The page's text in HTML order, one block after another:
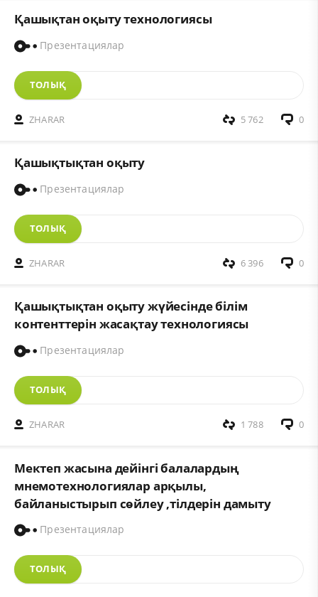
Қашықтан оқыту технологиясы
Презентациялар
ТОЛЫҚ
ZHARAR 0
5 762
Қашықтықтан оқыту
Презентациялар
ТОЛЫҚ
ZHARAR 0
6 396
Қашықтықтан оқыту жүйесінде білім
контенттерін жасақтау технологиясы
Презентациялар
ТОЛЫҚ
ZHARAR 0
1 788
Мектеп жасына дейінгі балалардың
мнемотехнологиялар арқылы,
байланыстырып сөйлеу ,тілдерін дамыту
Презентациялар
ТОЛЫҚ